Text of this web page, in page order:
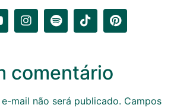
comentário
mail não será publicado. Campos